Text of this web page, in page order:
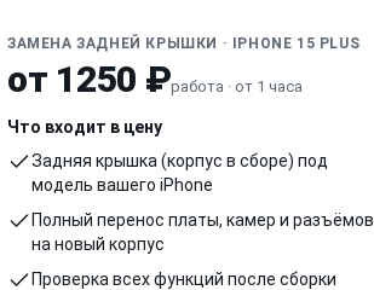
ЗАМЕНА ЗАДНЕЙ КРЫШКИ · IPHONE 15 PLUS
от 1250 ₽работа · от 1 часа
Что входит в цену
Задняя крышка (корпус в сборе) под
модель вашего iPhone
Полный перенос платы, камер и разъёмов
на новый корпус
Проверка всех функций после сборки